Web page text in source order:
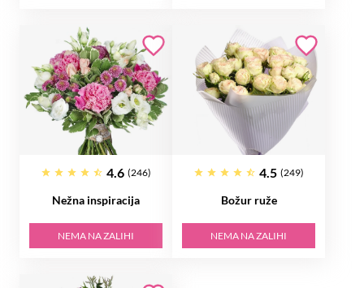
4.6 (246)
Nežna inspiracija
NEMA NA ZALIHI
4.5 (249)
Božur ruže
NEMA NA ZALIHI